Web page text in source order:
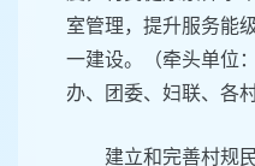
室管理，提升服务能
一建设。（牵头单位
办、团委、妇联、各村
建立和完善村规